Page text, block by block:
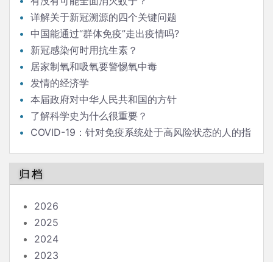
详解关于新冠溯源的四个关键问题
中国能通过“群体免疫”走出疫情吗?
新冠感染何时用抗生素？
居家制氧和吸氧要警惕氧中毒
发情的经济学
本届政府对中华人民共和国的方针
了解科学史为什么很重要？
COVID-19：针对免疫系统处于高风险状态的人的指
归档
2026
2025
2024
2023